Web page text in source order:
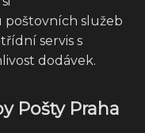
poštovních služeb
servis s
dodávek.
Pošty Praha